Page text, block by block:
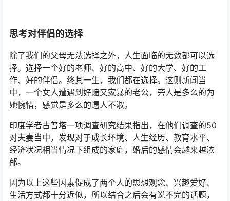
思考对伴侣的选择
除了我们的父母无法选择之外，人生面临的无数都可以选
择。选择一个好的老师、好的高中、好的大学、好的工
作、好的伴侣。终其一生，我们都在选择。这则新闻当
中，一个女人遭遇到好赌又家暴的老公，旁人是多么的为
她惋惜，感觉是多么的遇人不淑。
印度学者古普塔一项调查研究结果指出，在他们调查的50
对夫妻当中，发现对于成长环境、人生经历、教育水平、
经济状况相当情况下组成的家庭，婚后的感情会越来越浓
郁。
因为以上这些因素促成了两个人的思想观念、兴趣爱好、
生活方式都十分近似，所以结合之后会有说不完的话题，